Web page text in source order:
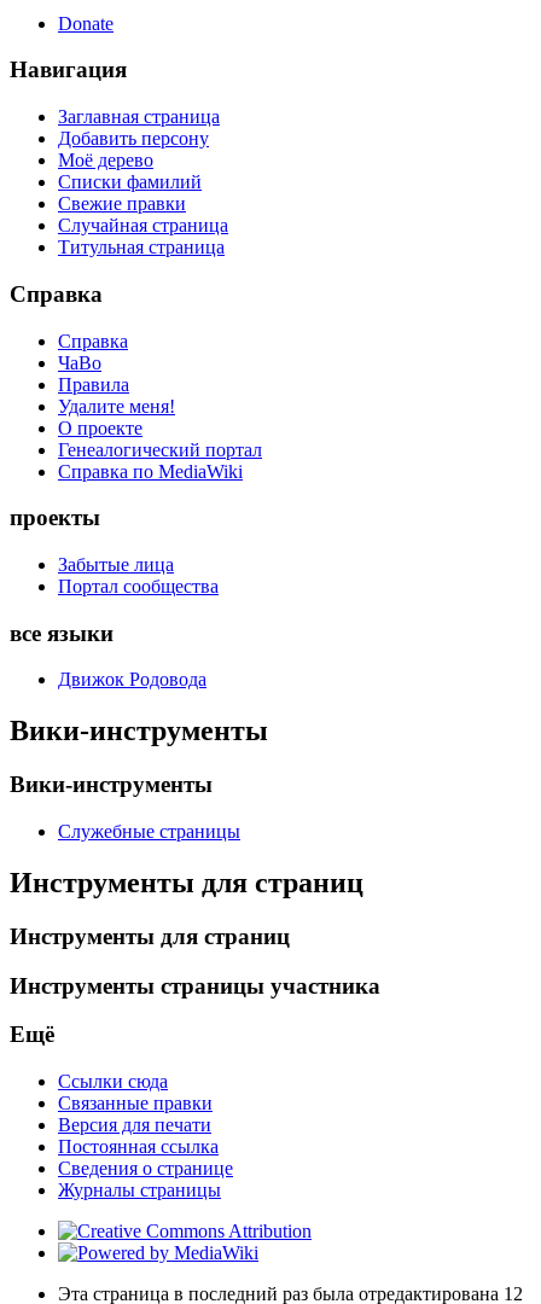
Donate
Навигация
Заглавная страница
Добавить персону
Моё дерево
Списки фамилий
Свежие правки
Случайная страница
Титульная страница
Справка
Справка
ЧаВо
Правила
Удалите меня!
О проекте
Генеалогический портал
Справка по MediaWiki
проекты
Забытые лица
Портал сообщества
все языки
Движок Родовода
Вики-инструменты
Вики-инструменты
Служебные страницы
Инструменты для страниц
Инструменты для страниц
Инструменты страницы участника
Ещё
Ссылки сюда
Связанные правки
Версия для печати
Постоянная ссылка
Сведения о странице
Журналы страницы
Эта страница в последний раз была отредактирована 12